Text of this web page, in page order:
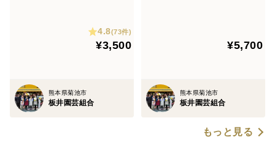
4.8(73件)
¥3,500
熊本県菊池市
板井園芸組合
¥5,700
熊本県菊池市
板井園芸組合
もっと見る